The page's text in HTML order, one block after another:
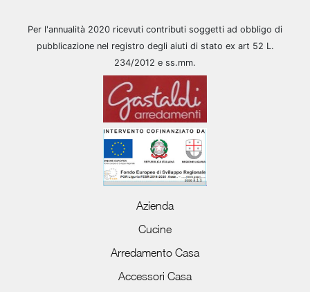
Per l'annualità 2020 ricevuti contributi soggetti ad obbligo di
pubblicazione nel registro degli aiuti di stato ex art 52 L.
234/2012 e ss.mm.
Azienda
Cucine
Arredamento Casa
Accessori Casa